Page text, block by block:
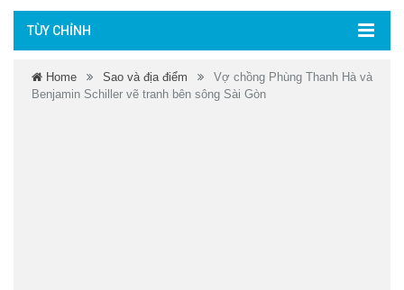
TÙY CHỈNH
Home Sao và địa điểm
Vợ chồng Phùng Thanh Hà và
Benjamin Schiller vẽ tranh bên sông Sài Gòn